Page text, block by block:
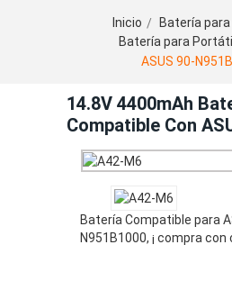
Inicio
Batería
Batería para
ASUS 90-
14.8V 4400mAh
Compatible Con
N951B1000
Batería Compatible para
N951B1000, ¡ compra